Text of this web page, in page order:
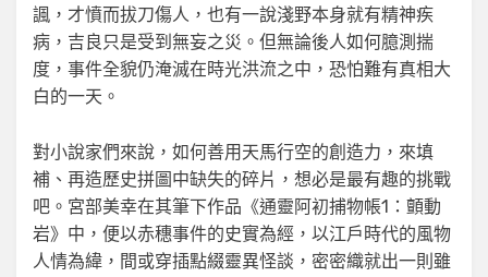
諷，才憤而拔刀傷人，也有一說淺野本身就有精神疾
病，吉良只是受到無妄之災。但無論後人如何臆測揣
度，事件全貌仍淹滅在時光洪流之中，恐怕難有真相大
白的一天。
對小說家們來說，如何善用天馬行空的創造力，來填
補、再造歷史拼圖中缺失的碎片，想必是最有趣的挑戰
吧。宮部美幸在其筆下作品《通靈阿初捕物帳1：顫動
岩》中，便以赤穗事件的史實為經，以江戶時代的風物
人情為緯，間或穿插點綴靈異怪談，密密織就出一則雖